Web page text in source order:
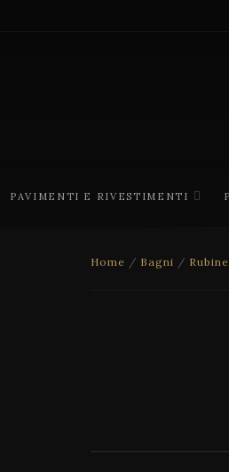
PAVIMENTI E RIVESTIMENTI
Home / Bagni /